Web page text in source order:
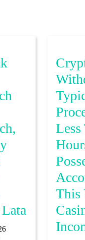
Podobnie
August
Less
This